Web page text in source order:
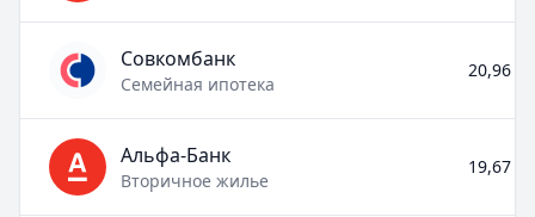
Совкомбанк
Семейная ипотека
20,96 %
Альфа-Банк
Вторичное жилье
19,67